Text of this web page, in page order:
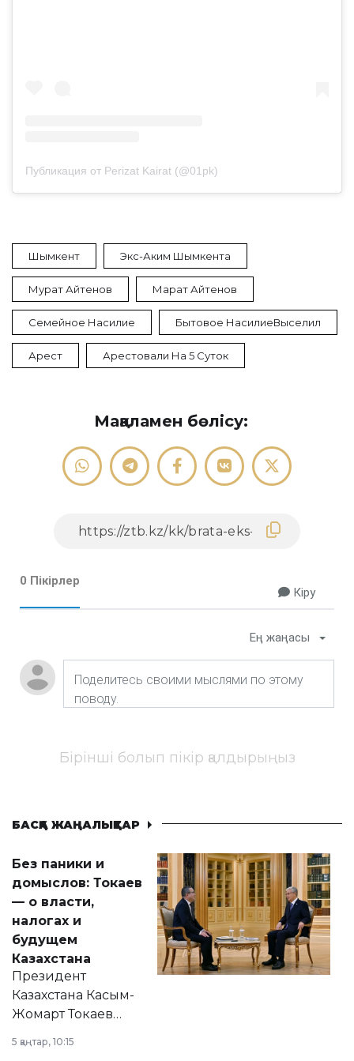
Публикация от Perizat Kairat (@01pk)
Шымкент Экс-Аким Шымкента
Мурат Айтенов Марат Айтенов
Семейное Насилие Бытовое НасилиеВыселил
Арест Арестовали На 5 Суток
Мақаламен бөлісу:
0 Пікірлер
Кіру
Ең жаңасы
Бірінші болып пікір қалдырыңыз
БАСҚА ЖАҢАЛЫҚТАР
Без паники и
домыслов: Токаев
— о власти,
налогах и
будущем
Казахстана
Президент
Казахстана Касым-
Жомарт Токаев
сразу несколько
5 қаңтар, 10:15